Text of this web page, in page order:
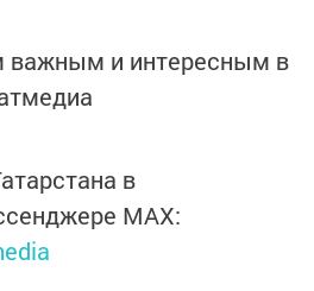
важным и интересным в
в
MАХ: